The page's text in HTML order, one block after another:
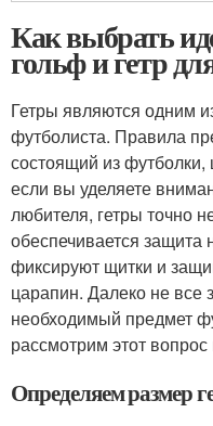
Как выбрать
гольф и гетр
Гетры являются одним
футболиста. Правила
состоящий из
если вы уделяете
любителя, гетры точно
обеспечивается защита
фиксируют щитки и
царапин. Далеко не все
необходимый предмет
рассмотрим этот
Определяем размер